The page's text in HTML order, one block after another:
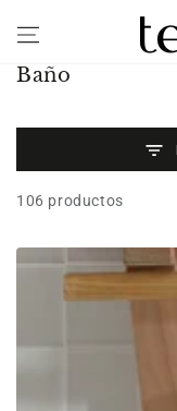
IR AL CONTENIDO
Colección:
Baño
106 productos